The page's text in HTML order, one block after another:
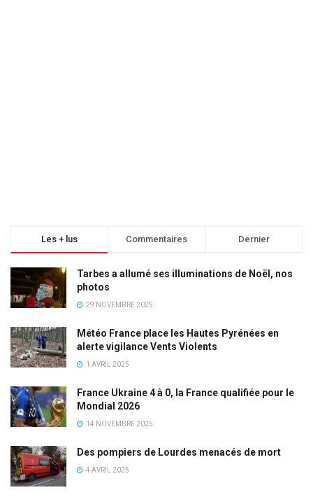
Les + lus Commentaires Dernier
Tarbes a allumé ses illuminations de Noël, nos
photos
29 NOVEMBRE 2025
Météo France place les Hautes Pyrénées en
alerte vigilance Vents Violents
1 AVRIL 2025
France Ukraine 4 à 0, la France qualifiée pour le
Mondial 2026
14 NOVEMBRE 2025
Des pompiers de Lourdes menacés de mort
4 AVRIL 2025